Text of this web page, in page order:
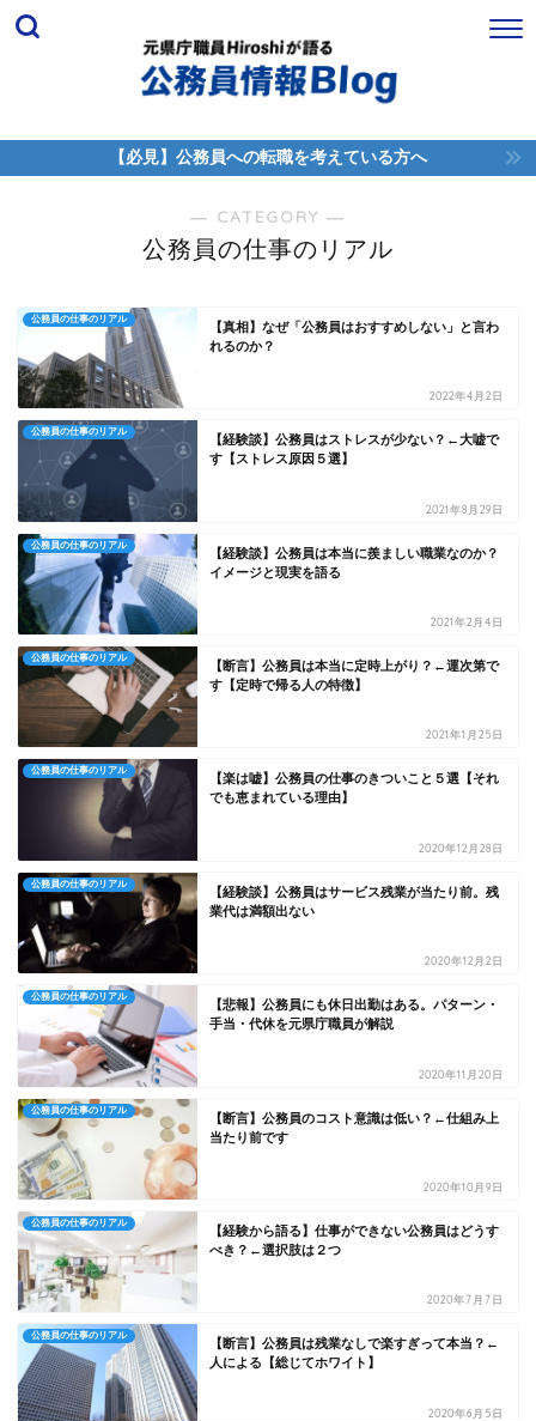
【必見】公務員への転職を考えている方へ
― CATEGORY ―
公務員の仕事のリアル
公務員の仕事のリアル
【真相】なぜ「公務員はおすすめしない」と言わ
れるのか？
2022年4月2日
公務員の仕事のリアル
【経験談】公務員はストレスが少ない？←大嘘で
す【ストレス原因５選】
2021年8月29日
公務員の仕事のリアル
【経験談】公務員は本当に羨ましい職業なのか？
イメージと現実を語る
2021年2月4日
公務員の仕事のリアル
【断言】公務員は本当に定時上がり？←運次第で
す【定時で帰る人の特徴】
2021年1月25日
公務員の仕事のリアル
【楽は嘘】公務員の仕事のきついこと５選【それ
でも恵まれている理由】
2020年12月28日
公務員の仕事のリアル
【経験談】公務員はサービス残業が当たり前。残
業代は満額出ない
2020年12月2日
公務員の仕事のリアル
【悲報】公務員にも休日出勤はある。パターン・
手当・代休を元県庁職員が解説
2020年11月20日
公務員の仕事のリアル
【断言】公務員のコスト意識は低い？←仕組み上
当たり前です
2020年10月9日
公務員の仕事のリアル
【経験から語る】仕事ができない公務員はどうす
べき？←選択肢は２つ
2020年7月7日
公務員の仕事のリアル
【断言】公務員は残業なしで楽すぎって本当？←
人による【総じてホワイト】
2020年6月5日